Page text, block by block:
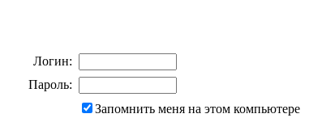
Логин:
Пароль:
Запомнить меня на этом компьютере